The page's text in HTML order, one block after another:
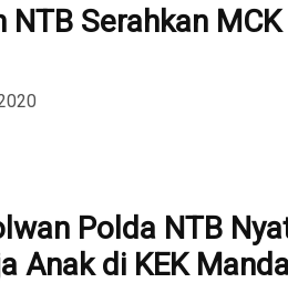
NTB Serahkan
Polda NTB
Anak di KEK